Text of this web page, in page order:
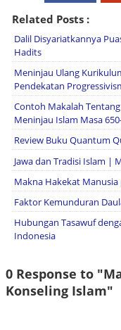
Related Posts :
Dalil Disyariatkannya
Hadits
Meninjau Ulang
Pendekatan
Contoh Makalah
Meninjau Islam Masa
Review Buku Quantum
Jawa dan Tradisi Islam |
Makna Hakekat Manusia
Faktor Kemunduran
Hubungan Tasawuf
Indonesia
0 Response to
Konseling Islam"